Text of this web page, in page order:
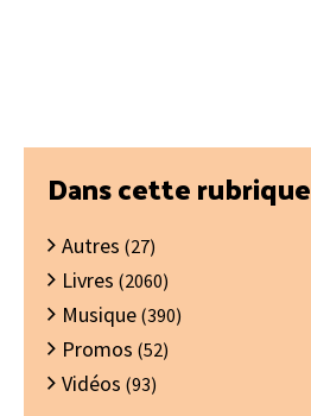
Barre
latérale
principale
Dans cette rubrique
Autres (27)
Livres (2060)
Musique (390)
Promos (52)
Vidéos (93)